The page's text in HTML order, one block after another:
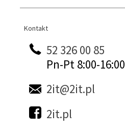
Kontakt
Kontakt
52 326 00 85
Pn-Pt 8:00-16:00
2it@2it.pl
2it.pl